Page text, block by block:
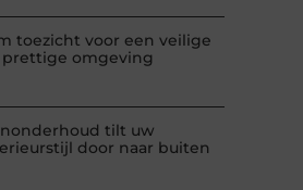
toezicht voor een veilige
prettige omgeving
tilt uw
door naar buiten